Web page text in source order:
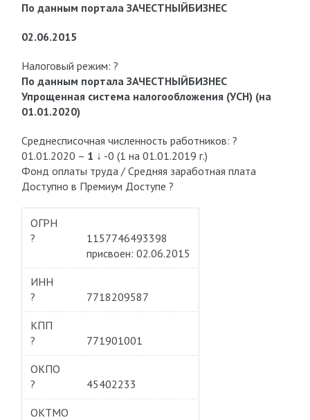
По данным портала ЗАЧЕСТНЫЙБИЗНЕС
02.06.2015
Налоговый режим: ?
По данным портала ЗАЧЕСТНЫЙБИЗНЕС
Упрощенная система налогообложения (УСН) (на
01.01.2020)
Среднесписочная численность работников: ?
01.01.2020 – 1 ↓ -0 (1 на 01.01.2019 г.)
Фонд оплаты труда / Средняя заработная плата
Доступно в Премиум Доступе ?
ОГРН
?
1157746493398
присвоен: 02.06.2015
ИНН
?
7718209587
КПП
?
771901001
ОКПО
?
45402233
ОКТМО